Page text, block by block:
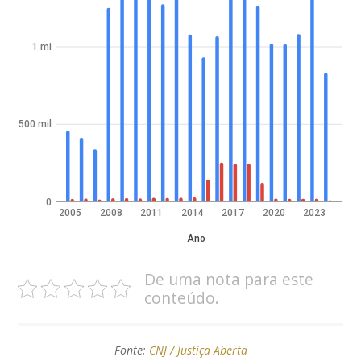
2005 2008 2011 2014 2017 2020 2023
Ano
0
500 mil
1 mi
De uma nota para este
conteúdo.
Fonte: CNJ / Justiça Aberta